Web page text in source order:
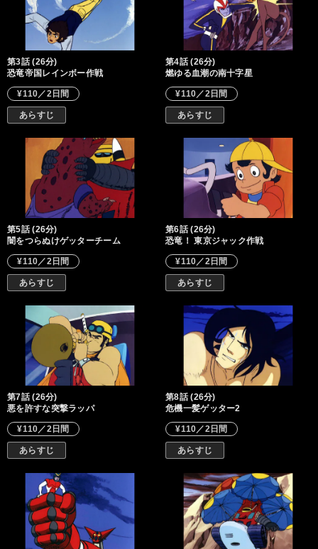
第3話 (26分)
恐竜帝国レインボー作戦
¥110／2日間
あらすじ
第4話 (26分)
燃ゆる血潮の南十字星
¥110／2日間
あらすじ
第5話 (26分)
闇をつらぬけゲッターチーム
¥110／2日間
あらすじ
第6話 (26分)
恐竜！ 東京ジャック作戦
¥110／2日間
あらすじ
第7話 (26分)
悪を許すな突撃ラッパ
¥110／2日間
あらすじ
第8話 (26分)
危機一髪ゲッター2
¥110／2日間
あらすじ